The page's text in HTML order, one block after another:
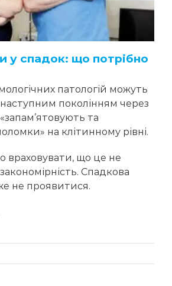
у спадок: що потрібно
патологій можуть
поколінням через
«запам’ятовують та
на клітинному рівні.
враховувати, що це не
Спадкова
не проявитися.